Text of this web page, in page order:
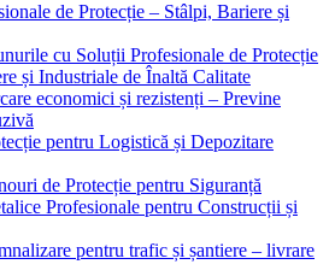
de Protecție – Stâlpi, Bariere și
cu Soluții Profesionale de Protecție
și Industriale de Înaltă Calitate
economici și rezistenți – Previne
pentru Logistică și Depozitare
de Protecție pentru Siguranță
Profesionale pentru Construcții și
pentru trafic și șantiere – livrare